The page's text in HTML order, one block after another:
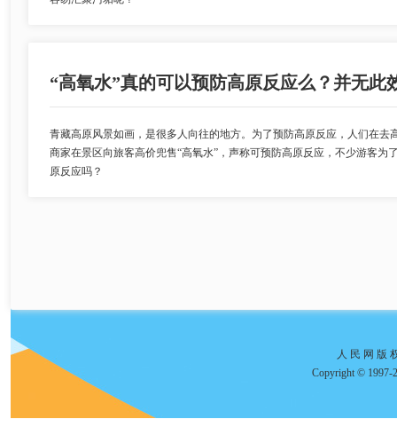
“高氧水”真的可以预防高原反应么？并无此
青藏高原风景如画，是很多人向往的地方。为了预防高原反应，人们在
商家在景区向旅客高价兜售“高氧水”，声称可预防高原反应，不少游客为
原反应吗？
人 民 网 版
Copyright © 1997-